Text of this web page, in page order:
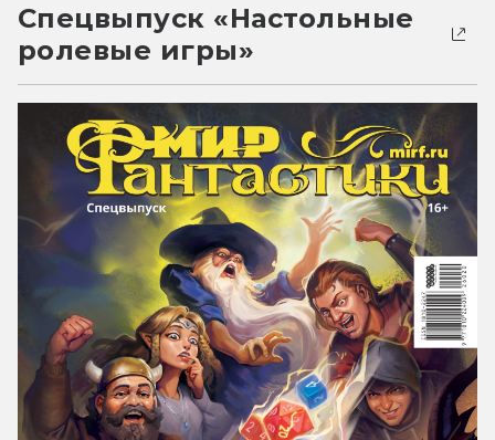
Спецвыпуск «Настольные
ролевые игры»